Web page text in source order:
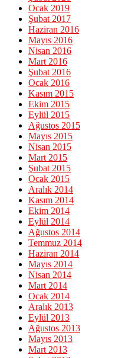
Ocak 2019
Şubat 2017
Haziran 2016
Mayıs 2016
Nisan 2016
Mart 2016
Şubat 2016
Ocak 2016
Kasım 2015
Ekim 2015
Eylül 2015
Ağustos 2015
Mayıs 2015
Nisan 2015
Mart 2015
Şubat 2015
Ocak 2015
Aralık 2014
Kasım 2014
Ekim 2014
Eylül 2014
Ağustos 2014
Temmuz 2014
Haziran 2014
Mayıs 2014
Nisan 2014
Mart 2014
Ocak 2014
Aralık 2013
Eylül 2013
Ağustos 2013
Mayıs 2013
Mart 2013